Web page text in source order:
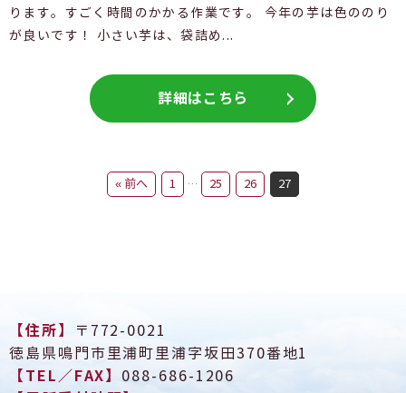
ります。すごく時間のかかる作業です。 今年の芋は色ののり
が良いです！ 小さい芋は、袋詰め...
詳細はこちら
« 前へ 1 … 25 26 27
【住所】
〒772-0021
徳島県鳴門市里浦町里浦字坂田370番地1
【TEL／FAX】 088-686-1206